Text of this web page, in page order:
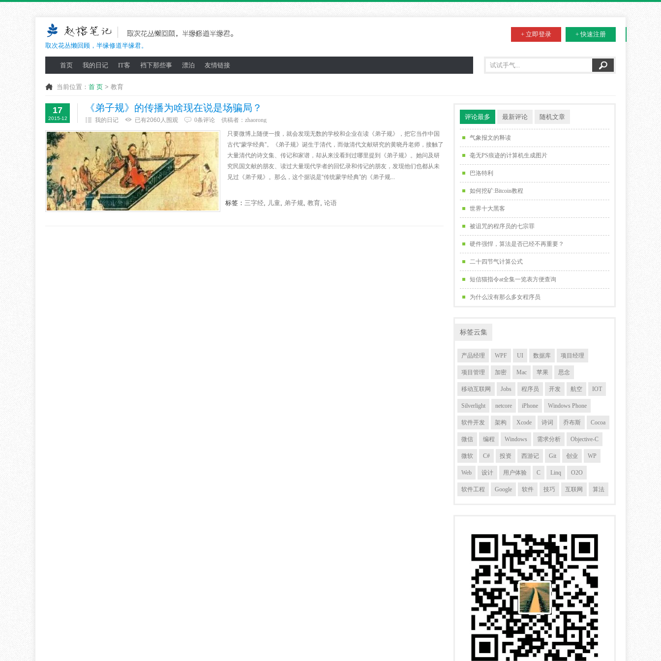
取次花丛懒回顾，半缘修道半缘君。
+ 立即登录 + 快速注册
首页 我的日记 IT客 裆下那些事 漂泊 友情链接
当前位置： 首 页 > 教育
17
2015-12
《弟子规》的传播为啥现在说是场骗局？
我的日记 已有2060人围观 0条评论 供稿者： zhaorong
只要微博上随便一搜，就会发现无数的学校和企业在读《弟子规》，把它当作中国
古代“蒙学经典”。《弟子规》诞生于清代，而做清代文献研究的黄晓丹老师，接触了
大量清代的诗文集、传记和家谱，却从来没看到过哪里提到《弟子规》。她问及研
究民国文献的朋友、读过大量现代学者的回忆录和传记的朋友，发现他们也都从未
见过《弟子规》。那么，这个据说是“传统蒙学经典”的《弟子规...
标签： 三字经, 儿童, 弟子规, 教育, 论语
评论最多 最新评论 随机文章
气象报文的释读
毫无PS痕迹的计算机生成图片
巴洛特利
如何挖矿:Bitcoin教程
世界十大黑客
被诅咒的程序员的七宗罪
硬件强悍，算法是否已经不再重要？
二十四节气计算公式
短信猫指令at全集一览表方便查询
为什么没有那么多女程序员
标签云集
产品经理 WPF UI 数据库 项目经理
项目管理 加密 Mac 苹果 思念
移动互联网 Jobs 程序员 开发 航空 IOT
Silverlight netcore iPhone Windows Phone
软件开发 架构 Xcode 诗词 乔布斯 Cocoa
微信 编程 Windows 需求分析 Objective-C
微软 C# 投资 西游记 Git 创业 WP
Web 设计 用户体验 C Linq O2O
软件工程 Google 软件 技巧 互联网 算法